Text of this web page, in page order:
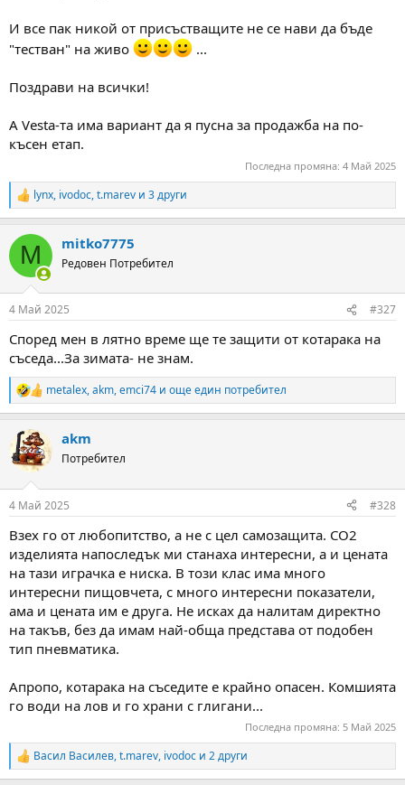
И все пак никой от присъстващите не се нави да бъде
"тестван" на живо
...
Поздрави на всички!
А Vesta-та има вариант да я пусна за продажба на по-
късен етап.
Последна промяна: 4 Май 2025
R
e
c
i
s
lynx, ivodoc,t.marev и 3 други
M mitko7775
Редовен Потребител
4 Май 2025 #327
Според мен в лятно време ще те защити от котарака на
съседа...За зимата- не знам.
R
e
c
t
i
s
metalex,akm,emci74 и още един потребител
akm
Потребител
4 Май 2025 #328
Взех го от любопитство, а не с цел самозащита. СО2
изделията напоследък ми станаха интересни, а и цената
на тази играчка е ниска. В този клас има много
интересни пищовчета, с много интересни показатели,
ама и цената им е друга. Не исках да налитам директно
на такъв, без да имам най-обща представа от подобен
тип пневматика.
Апропо, котарака на съседите е крайно опасен. Комшията
го води на лов и го храни с глигани...
Последна промяна: 5 Май 2025
R
e
Васил Василев,t.marev, ivodoc и 2 други